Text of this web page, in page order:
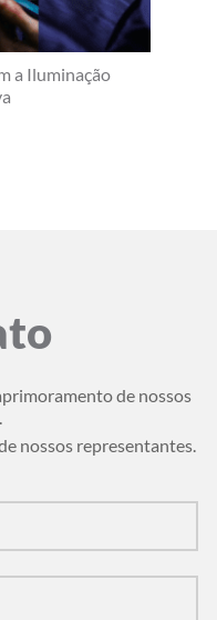
a Iluminação
de nossos
nossos representantes.